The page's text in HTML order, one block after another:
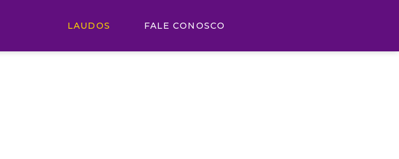
LAUDOS FALE CONOSCO